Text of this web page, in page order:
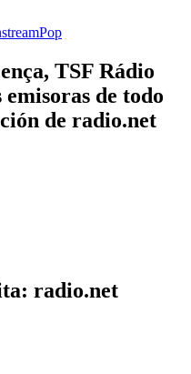
Pop
TSF Rádio
de todo
de radio.net
radio.net